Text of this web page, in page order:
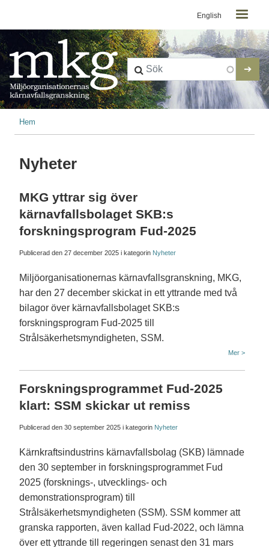
Kontaktmeny
English
Länkstig
Hem
Nyheter
MKG yttrar sig över
kärnavfallsbolaget SKB:s
forskningsprogram Fud-2025
Publicerad den 27 december 2025 i kategorin Nyheter
Miljöorganisationernas kärnavfallsgranskning, MKG,
har den 27 december skickat in ett yttrande med två
bilagor över kärnavfallsbolaget SKB:s
forskningsprogram Fud-2025 till
Strålsäkerhetsmyndigheten, SSM.
Mer >
Forskningsprogrammet Fud-2025
klart: SSM skickar ut remiss
Publicerad den 30 september 2025 i kategorin Nyheter
Kärnkraftsindustrins kärnavfallsbolag (SKB) lämnade
den 30 september in forskningsprogrammet Fud
2025 (forsknings-, utvecklings- och
demonstrationsprogram) till
Strålsäkerhetsmyndigheten (SSM). SSM kommer att
granska rapporten, även kallad Fud-2022, och lämna
över ett yttrande till regeringen senast den 31 mars